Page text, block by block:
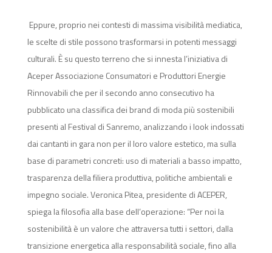
Eppure, proprio nei contesti di massima visibilità mediatica,
le scelte di stile possono trasformarsi in potenti messaggi
culturali. È su questo terreno che si innesta l’iniziativa di
Aceper Associazione Consumatori e Produttori Energie
Rinnovabili che per il secondo anno consecutivo ha
pubblicato una classifica dei brand di moda più sostenibili
presenti al Festival di Sanremo, analizzando i look indossati
dai cantanti in gara non per il loro valore estetico, ma sulla
base di parametri concreti: uso di materiali a basso impatto,
trasparenza della filiera produttiva, politiche ambientali e
impegno sociale. Veronica Pitea, presidente di ACEPER,
spiega la filosofia alla base dell’operazione: “Per noi la
sostenibilità è un valore che attraversa tutti i settori, dalla
transizione energetica alla responsabilità sociale, fino alla